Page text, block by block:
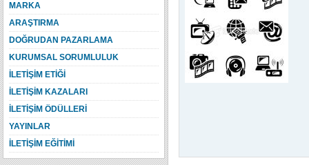
MARKA
ARAŞTIRMA
DOĞRUDAN PAZARLAMA
KURUMSAL SORUMLULUK
İLETİŞİM ETİĞİ
İLETİŞİM KAZALARI
İLETİŞİM ÖDÜLLERİ
YAYINLAR
İLETİŞİM EĞİTİMİ